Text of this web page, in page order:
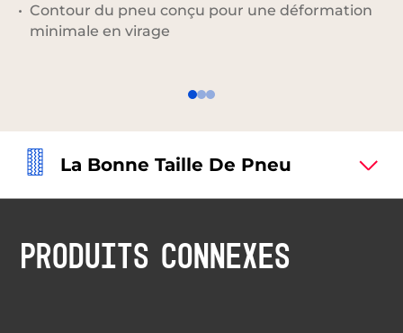
Contour du pneu conçu pour une déformation
minimale en virage
La Bonne Taille De Pneu
PRODUITS CONNEXES